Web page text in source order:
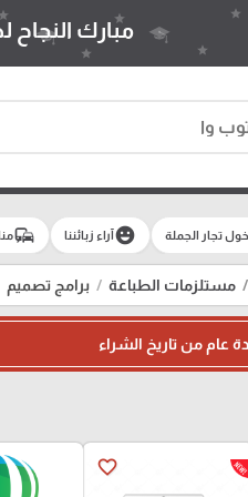
مبارك النجاح
تجار الجملة emoji_emotionsآراء زبائننا commute
مستلزمات الطباعة برامج تصميم
عام من تاريخ الشراء
favorite_border